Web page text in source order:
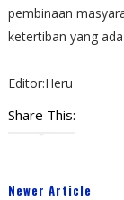
pembinaan
ketertiban yang
Editor:Heru
Share This:
Newer Article